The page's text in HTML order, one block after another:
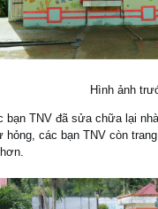
Hình ảnh
TNV đã sửa chữa lại
các bạn TNV còn